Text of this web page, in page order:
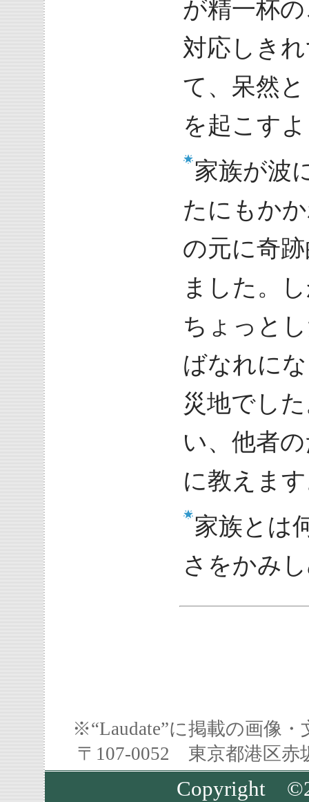
が精一杯
対応しき
て、呆然
を起こす
家族が波
たにもか
の元に奇
ました。
ちょっと
ばなれに
災地でし
い、他者
に教えま
家族とは
さをかみ
※“Laudate”に掲載の画像
〒107-0052 東京都港区
Copyright